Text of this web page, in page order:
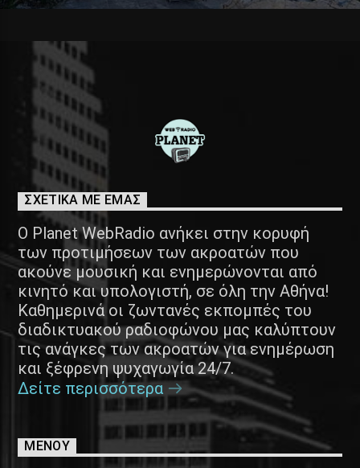
ΣΧΕΤΙΚΑ ΜΕ ΕΜΑΣ
Ο Planet WebRadio ανήκει στην κορυφή
των προτιμήσεων των ακροατών που
ακούνε μουσική και ενημερώνονται από
κινητό και υπολογιστή, σε όλη την Αθήνα!
Καθημερινά οι ζωντανές εκπομπές του
διαδικτυακού ραδιοφώνου μας καλύπτουν
τις ανάγκες των ακροατών για ενημέρωση
και ξέφρενη ψυχαγωγία 24/7.
Δείτε περισσότερα
ΜΕΝΟΥ